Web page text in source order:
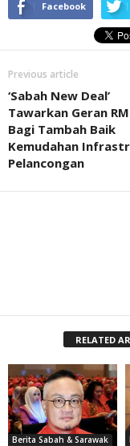
Facebook
Previous article
‘Sabah New Deal’
Tawarkan Geran
Bagi Tambah Baik
Kemudahan
Pelancongan
RELATED
Berita Sabah & Sarawak